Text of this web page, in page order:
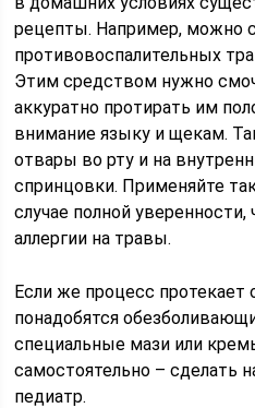
рецепты. Например, можно
противовоспалительных
Этим средством нужно
аккуратно протирать им
внимание языку и щекам.
отвары во рту и на
спринцовки. Применяйте
случае полной
аллергии на травы.
Если же процесс протекает
понадобятся
специальные мази или
самостоятельно – сделать
педиатр.